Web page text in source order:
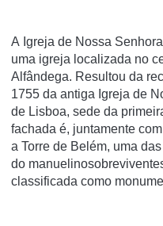
A Igreja de Nossa
uma igreja localizada no
Alfândega. Resultou da
1755 da antiga Igreja de
de Lisboa, sede da
fachada é, juntamente
a Torre de Belém, uma
do
classificada como